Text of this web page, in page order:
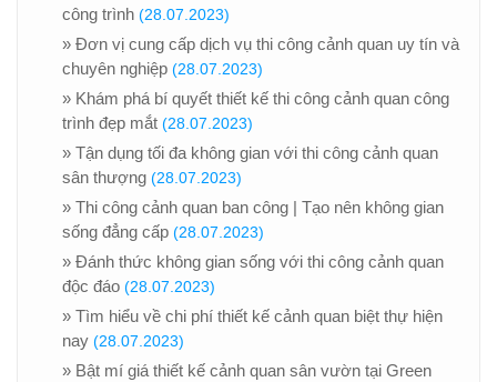
công trình (28.07.2023)
» Đơn vị cung cấp dịch vụ thi công cảnh quan uy tín và
chuyên nghiệp (28.07.2023)
» Khám phá bí quyết thiết kế thi công cảnh quan công
trình đẹp mắt (28.07.2023)
» Tận dụng tối đa không gian với thi công cảnh quan
sân thượng (28.07.2023)
» Thi công cảnh quan ban công | Tạo nên không gian
sống đẳng cấp (28.07.2023)
» Đánh thức không gian sống với thi công cảnh quan
độc đáo (28.07.2023)
» Tìm hiểu về chi phí thiết kế cảnh quan biệt thự hiện
nay (28.07.2023)
» Bật mí giá thiết kế cảnh quan sân vườn tại Green